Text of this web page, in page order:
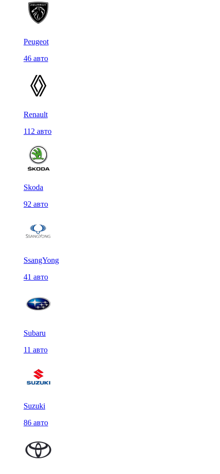
Peugeot
46 авто
Renault
112 авто
Skoda
92 авто
SsangYong
41 авто
Subaru
11 авто
Suzuki
86 авто